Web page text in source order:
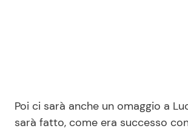
Poi ci sarà anche un omaggio a
sarà fatto, come era successo